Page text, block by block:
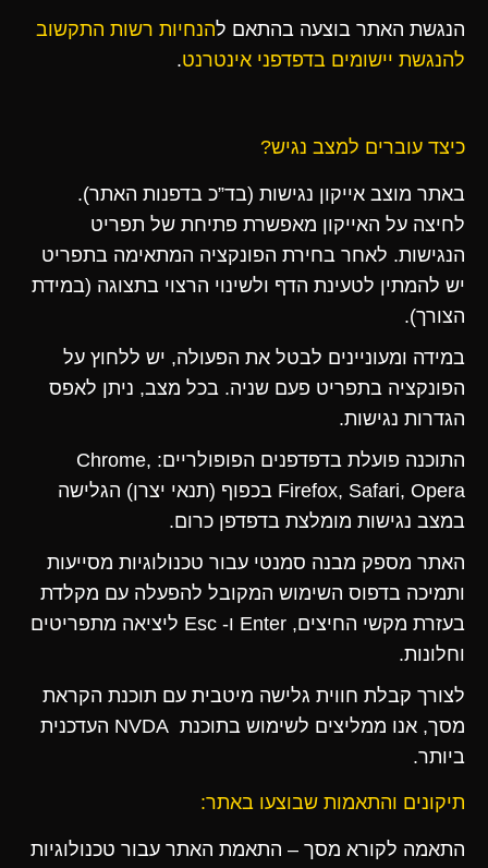
הנגשת האתר בוצעה בהתאם להנחיות רשות התקשוב
להנגשת יישומים בדפדפני אינטרנט.
כיצד עוברים למצב נגיש?
באתר מוצב אייקון נגישות (בד”כ בדפנות האתר).
לחיצה על האייקון מאפשרת פתיחת של תפריט
הנגישות. לאחר בחירת הפונקציה המתאימה בתפריט
יש להמתין לטעינת הדף ולשינוי הרצוי בתצוגה (במידת
הצורך).
במידה ומעוניינים לבטל את הפעולה, יש ללחוץ על
הפונקציה בתפריט פעם שניה. בכל מצב, ניתן לאפס
הגדרות נגישות.
התוכנה פועלת בדפדפנים הפופולריים: Chrome,
Firefox, Safari, Opera בכפוף (תנאי יצרן) הגלישה
במצב נגישות מומלצת בדפדפן כרום.
האתר מספק מבנה סמנטי עבור טכנולוגיות מסייעות
ותמיכה בדפוס השימוש המקובל להפעלה עם מקלדת
בעזרת מקשי החיצים, Enter ו- Esc ליציאה מתפריטים
וחלונות.
לצורך קבלת חווית גלישה מיטבית עם תוכנת הקראת
מסך, אנו ממליצים לשימוש בתוכנת NVDA העדכנית
ביותר.
תיקונים והתאמות שבוצעו באתר:
התאמה לקורא מסך – התאמת האתר עבור טכנולוגיות